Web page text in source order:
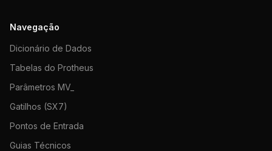
Navegação
Dicionário de Dados
Tabelas do Protheus
Parâmetros MV_
Gatilhos (SX7)
Pontos de Entrada
Guias Técnicos